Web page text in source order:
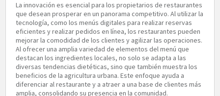
La innovación es esencial para los propietarios de restaurantes
que desean prosperar en un panorama competitivo. Al utilizar la
tecnología, como los menús digitales para realizar reservas
eficientes y realizar pedidos en línea, los restaurantes pueden
mejorar la comodidad de los clientes y agilizar las operaciones.
Al ofrecer una amplia variedad de elementos del menú que
destacan los ingredientes locales, no solo se adapta a las
diversas tendencias dietéticas, sino que también muestra los
beneficios de la agricultura urbana. Este enfoque ayuda a
diferenciar al restaurante y a atraer a una base de clientes más
amplia, consolidando su presencia en la comunidad.